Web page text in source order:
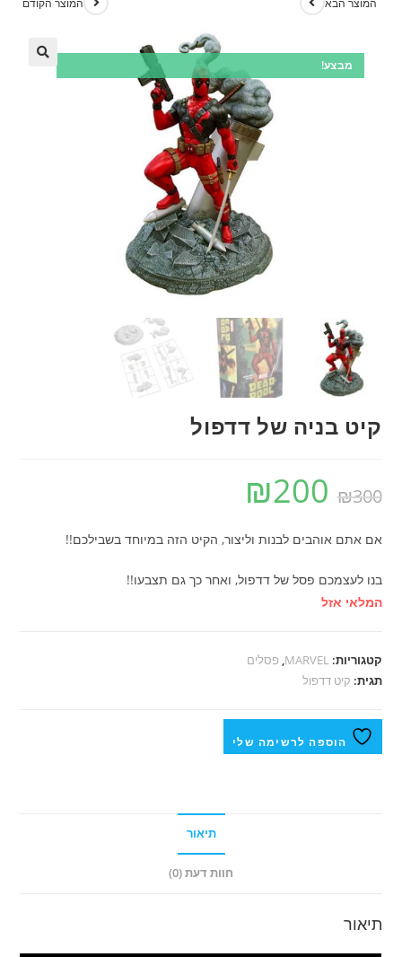
מבצע!
קיט בניה של דדפול
₪300
₪200
אם אתם אוהבים לבנות וליצור, הקיט הזה במיוחד בשבילכם!!
בנו לעצמכם פסל של דדפול, ואחר כך גם תצבעו!!
המלאי אזל
קטגוריות:MARVEL
, פסלים
תגית: קיט דדפול
הוספה לרשימה שלי
תיאור
חוות דעת (0)
תיאור